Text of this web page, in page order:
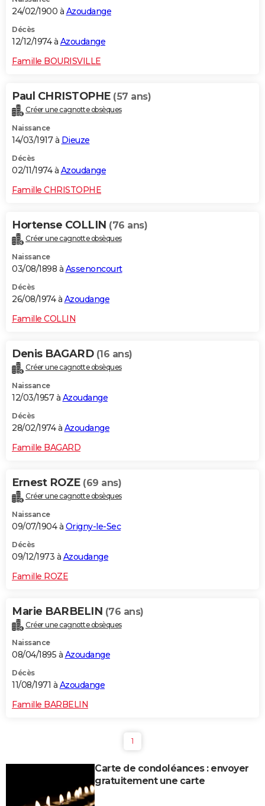
24/02/1900 à Azoudange
Décès
12/12/1974 à Azoudange
Famille BOURISVILLE
Paul CHRISTOPHE (57 ans)
Créer une cagnotte obsèques
Naissance
14/03/1917 à Dieuze
Décès
02/11/1974 à Azoudange
Famille CHRISTOPHE
Hortense COLLIN (76 ans)
Créer une cagnotte obsèques
Naissance
03/08/1898 à Assenoncourt
Décès
26/08/1974 à Azoudange
Famille COLLIN
Denis BAGARD (16 ans)
Créer une cagnotte obsèques
Naissance
12/03/1957 à Azoudange
Décès
28/02/1974 à Azoudange
Famille BAGARD
Ernest ROZE (69 ans)
Créer une cagnotte obsèques
Naissance
09/07/1904 à Origny-le-Sec
Décès
09/12/1973 à Azoudange
Famille ROZE
Marie BARBELIN (76 ans)
Créer une cagnotte obsèques
Naissance
08/04/1895 à Azoudange
Décès
11/08/1971 à Azoudange
Famille BARBELIN
1
Carte de condoléances : envoyer
gratuitement une carte